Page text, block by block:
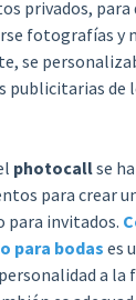
privados, para
fotografías
se
publicitarias de
photocallse
para crear
para invitados.
para bodas es
a la